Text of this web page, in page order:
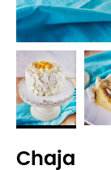
Chaja